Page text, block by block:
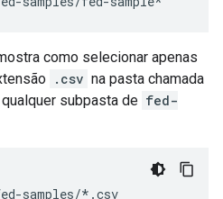
como selecionar apenas
.csv na pasta chamada
subpasta de fed-